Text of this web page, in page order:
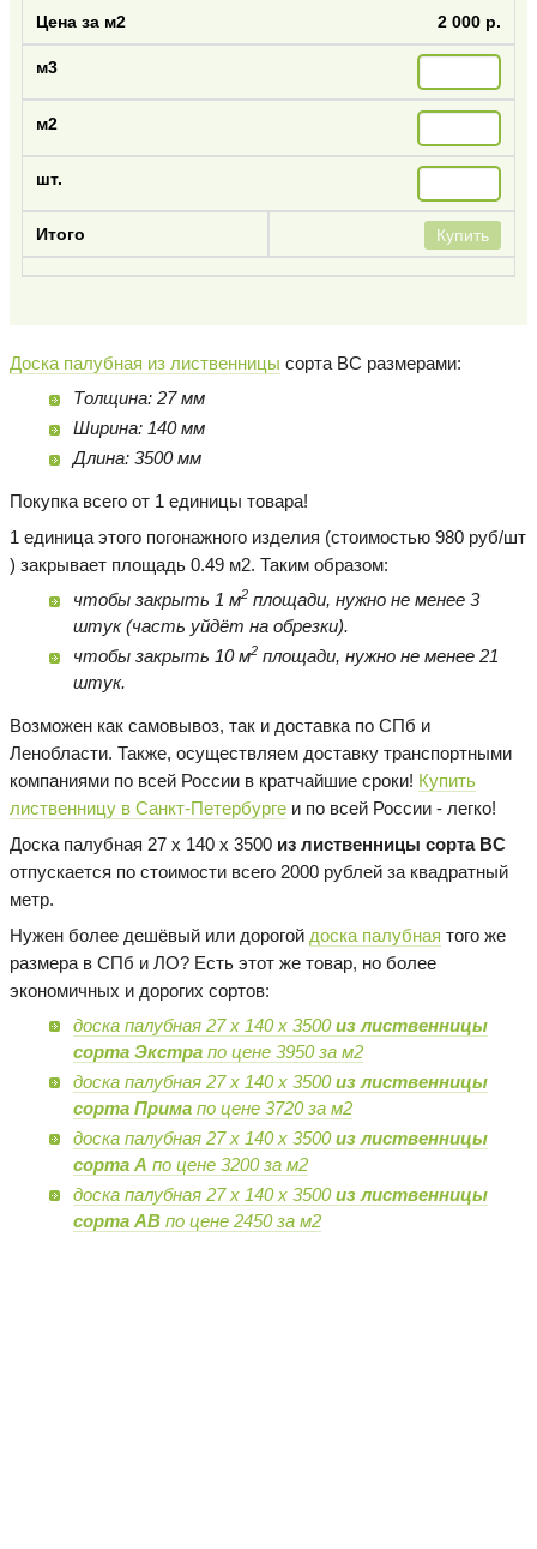
2 000 р.
Купить
Доска палубная из лиственницы сорта BC размерами:
Толщина: 27 мм
Ширина: 140 мм
Длина: 3500 мм
Покупка всего от 1 единицы товара!
1 единица этого погонажного изделия (стоимостью 980 руб/шт
) закрывает площадь 0.49 м2. Таким образом:
чтобы закрыть 1 м2площади, нужно не менее 3
штук (часть уйдёт на обрезки).
чтобы закрыть 10 м2площади, нужно не менее 21
штук.
Возможен как самовывоз, так и доставка по СПб и
Ленобласти. Также, осуществляем доставку транспортными
компаниями по всей России в кратчайшие сроки! Купить
лиственницу в Санкт-Петербурге и по всей России - легко!
Доска палубная 27 х 140 х 3500 из лиственницы сорта BC
отпускается по стоимости всего 2000 рублей за квадратный
метр.
Нужен более дешёвый или дорогой доска палубная того же
размера в СПб и ЛО? Есть этот же товар, но более
экономичных и дорогих сортов:
доска палубная 27 х 140 х 3500из лиственницы
сорта Экстрапо цене 3950 за м2
доска палубная 27 х 140 х 3500из лиственницы
сорта Примапо цене 3720 за м2
доска палубная 27 х 140 х 3500из лиственницы
сорта А по цене 3200 за м2
доска палубная 27 х 140 х 3500из лиственницы
сорта ABпо цене 2450 за м2